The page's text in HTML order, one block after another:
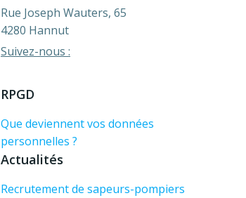
Rue Joseph Wauters, 65
4280 Hannut
Suivez-nous :
RPGD
Que deviennent vos données
personnelles ?
Actualités
Recrutement de sapeurs-pompiers